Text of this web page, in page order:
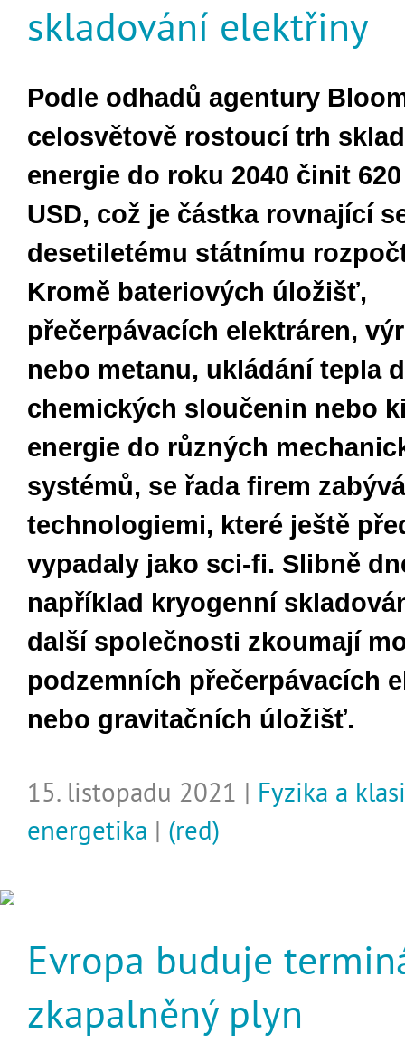
skladování elektřiny
Podle odhadů agentury
celosvětově rostoucí trh
energie do roku 2040 činit
USD, což je částka rovnající
desetiletému státnímu
Kromě bateriových úložišť,
přečerpávacích elektráren,
nebo metanu, ukládání tepla
chemických sloučenin nebo
energie do různých
systémů, se řada firem
technologiemi, které ještě
vypadaly jako sci-fi. Slibně
například kryogenní
další společnosti zkoumají
podzemních přečerpávacích
nebo gravitačních úložišť.
15. listopadu 2021 | Fyzika a
energetika | (red)
Evropa buduje
zkapalněný plyn